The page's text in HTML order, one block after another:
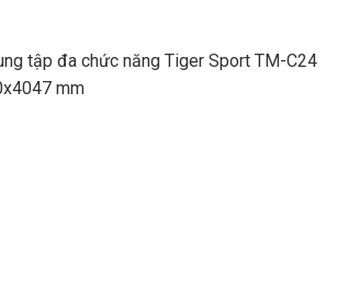
tập đa chức năng Tiger Sport TM-C24
mm